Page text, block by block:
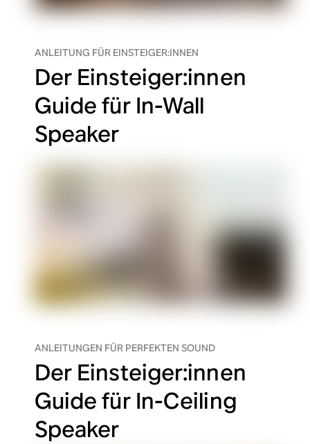
ANLEITUNG FÜR EINSTEIGER:INNEN
Der Einsteiger:innen
Guide für In-Wall
Speaker
ANLEITUNGEN FÜR PERFEKTEN SOUND
Der Einsteiger:innen
Guide für In-Ceiling
Speaker